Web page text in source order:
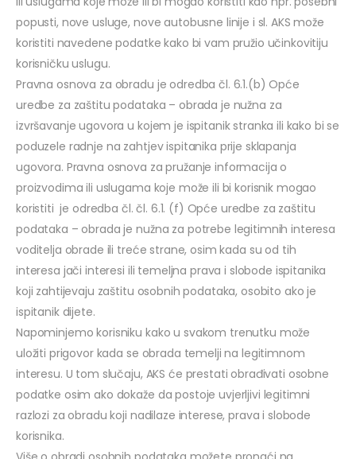
popusti, nove usluge, nove autobusne linije i sl. AKS može
koristiti navedene podatke kako bi vam pružio učinkovitiju
korisničku uslugu.
Pravna osnova za obradu je odredba čl. 6.1.(b) Opće
uredbe za zaštitu podataka – obrada je nužna za
izvršavanje ugovora u kojem je ispitanik stranka ili kako bi se
poduzele radnje na zahtjev ispitanika prije sklapanja
ugovora. Pravna osnova za pružanje informacija o
proizvodima ili uslugama koje može ili bi korisnik mogao
koristiti je odredba čl. čl. 6.1. (f) Opće uredbe za zaštitu
podataka – obrada je nužna za potrebe legitimnih interesa
voditelja obrade ili treće strane, osim kada su od tih
interesa jači interesi ili temeljna prava i slobode ispitanika
koji zahtijevaju zaštitu osobnih podataka, osobito ako je
ispitanik dijete.
Napominjemo korisniku kako u svakom trenutku može
uložiti prigovor kada se obrada temelji na legitimnom
interesu. U tom slučaju, AKS će prestati obrađivati osobne
podatke osim ako dokaže da postoje uvjerljivi legitimni
razlozi za obradu koji nadilaze interese, prava i slobode
korisnika.